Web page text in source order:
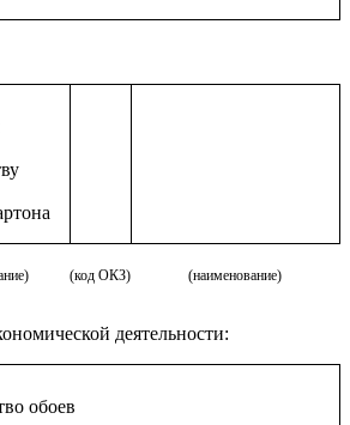
(код ОКЗ) (наименование)
деятельности:
обоев